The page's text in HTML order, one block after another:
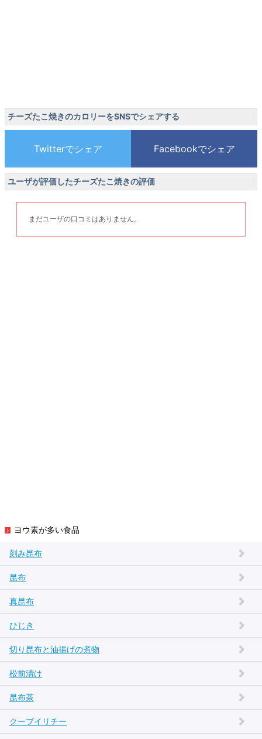
チーズたこ焼きのカロリーをSNSでシェアする
ユーザが評価したチーズたこ焼きの評価
まだユーザの口コミはありません。
ヨウ素が多い食品
刻み昆布
昆布
真昆布
ひじき
切り昆布と油揚げの煮物
松前漬け
昆布茶
クーブイリチー